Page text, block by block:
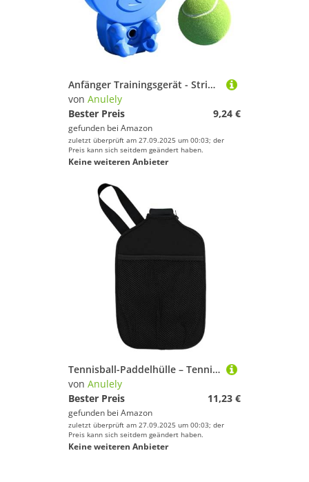
Anfänger Trainingsgerät - String Balls Trainer Set | Tennis-Trainer Set mit Seil Übungsball für Outdoor, Garten, Park, Zuhause
von Anulely
Bester Preis
9,24 €
gefunden bei Amazon
zuletzt überprüft am 27.09.2025 um 00:03; der
Preis kann sich seitdem geändert haben.
Keine weiteren Anbieter
Tennisball-Paddelhülle – Tennisball-Tasche mit Tasche und Griffschlaufe, Neopren-Tennisball-Paddelabdeckung, Tennisball-Ausrüstung, schützende Paddelhülle, passend für die meisten Schläger
von Anulely
Bester Preis
11,23 €
gefunden bei Amazon
zuletzt überprüft am 27.09.2025 um 00:03; der
Preis kann sich seitdem geändert haben.
Keine weiteren Anbieter